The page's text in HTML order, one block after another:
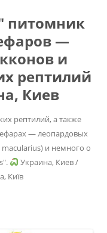
питомник
—
и
рептилий
Киев
рептилий, а также
— леопардовых
и немного о
Украина, Киев /
Київ